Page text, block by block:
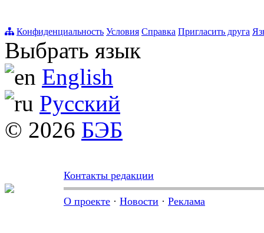
Конфиденциальность Условия Справка Пригласить друга
Выбрать язык
English
Русский
© 2026 БЭБ
Контакты редакции
О проекте · Новости · Реклама